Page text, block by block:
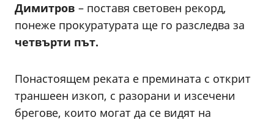
Димитров – поставя световен рекорд,
понеже прокуратурата ще го разследва за
четвърти път.
Понастоящем реката е премината с открит
траншеен изкоп, с разорани и изсечени
брегове, които могат да се видят на